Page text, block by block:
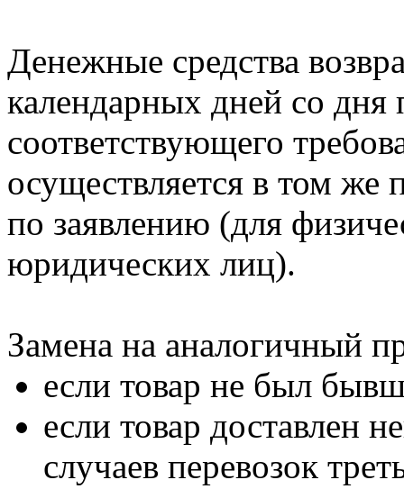
Денежные средства
календарных дней со дня
соответствующего
осуществляется в том же
по заявлению (для
юридических лиц).
Замена на аналогичный
если товар не был
если товар доставлен
случаев перевозок